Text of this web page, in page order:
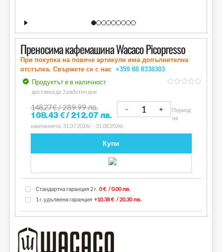
Преносима кафемашина Wacaco Picopresso
При покупка на повече артикули има допълнителна
отстъпка. Свържете се с нас +359 88 8338303
5
Продуктът е в наличност
доставка до 3 работни дни
148.27€/ 289.99 лв.
108.43 €/ 212.07 лв.
Период
на
кампанията: 31.07.2026г. - 31.08.2026г.
Купи
Стандартна гаранция 2 г. 0 € / 0.00 лв.
1 г. удължена гаранция +10.38 € / 20.30 лв.